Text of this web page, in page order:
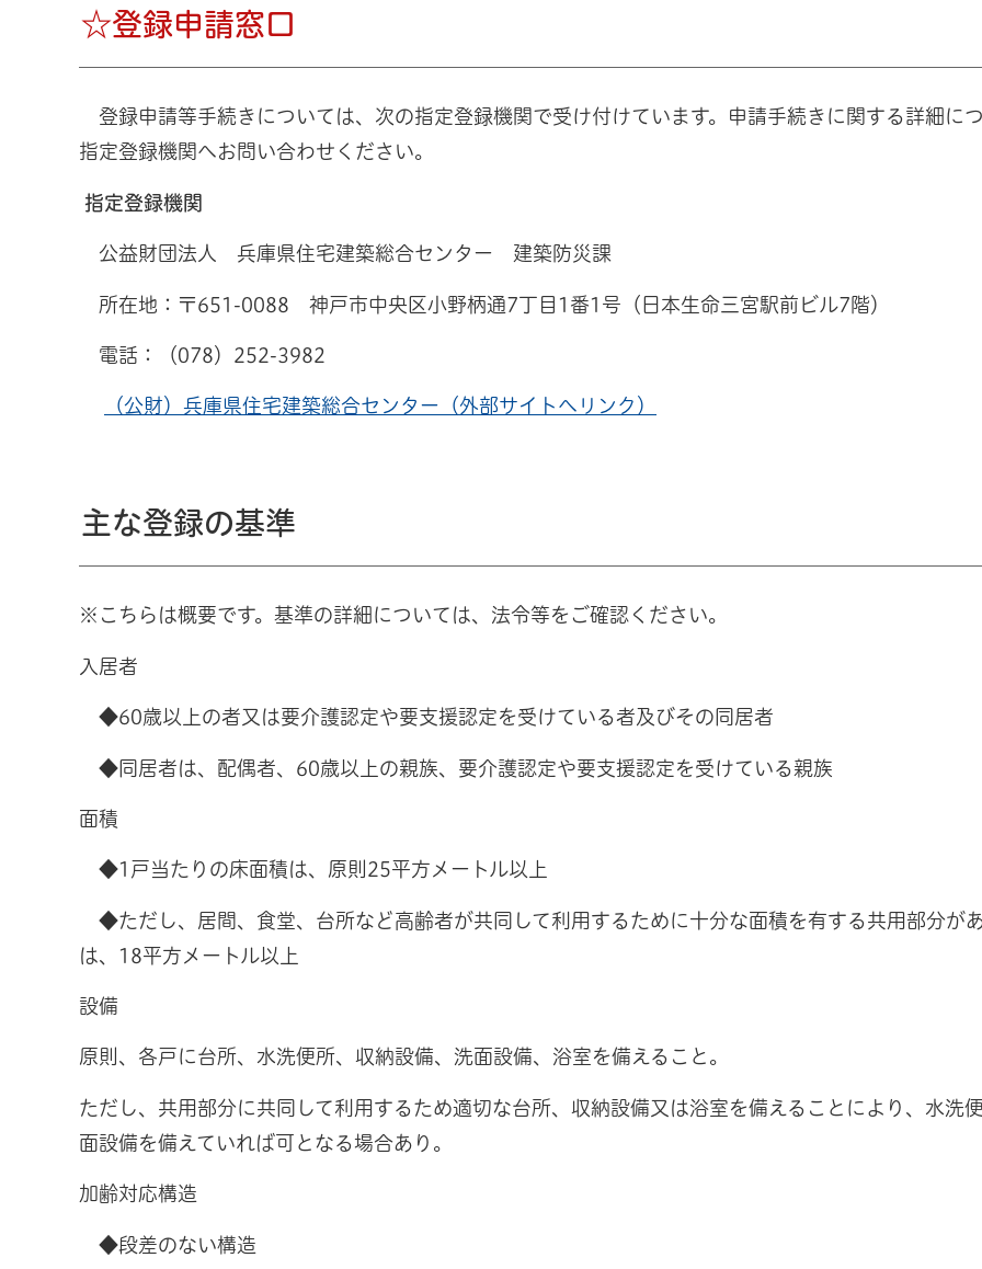
☆登録申請窓口
登録申請等手続きについては、次の指定登録機関で受け付けています。申請手続きに関する詳細につ
指定登録機関へお問い合わせください。
指定登録機関
公益財団法人 兵庫県住宅建築総合センター 建築防災課
所在地：〒651-0088 神戸市中央区小野柄通7丁目1番1号（日本生命三宮駅前ビル7階）
電話：（078）252-3982
（公財）兵庫県住宅建築総合センター（外部サイトへリンク）
主な登録の基準
※こちらは概要です。基準の詳細については、法令等をご確認ください。
入居者
◆60歳以上の者又は要介護認定や要支援認定を受けている者及びその同居者
◆同居者は、配偶者、60歳以上の親族、要介護認定や要支援認定を受けている親族
面積
◆1戸当たりの床面積は、原則25平方メートル以上
◆ただし、居間、食堂、台所など高齢者が共同して利用するために十分な面積を有する共用部分が
は、18平方メートル以上
設備
原則、各戸に台所、水洗便所、収納設備、洗面設備、浴室を備えること。
ただし、共用部分に共同して利用するため適切な台所、収納設備又は浴室を備えることにより、水洗
面設備を備えていれば可となる場合あり。
加齢対応構造
◆段差のない構造